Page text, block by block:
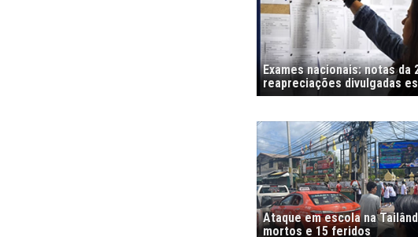
Exames nacionais: notas da
reapreciações divulgadas
Ataque em escola na
mortos e 15 feridos